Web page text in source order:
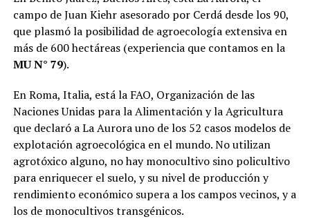
campo de Juan Kiehr asesorado por Cerdá desde los 90,
que plasmó la posibilidad de agroecología extensiva en
más de 600 hectáreas (experiencia que contamos en la
MU N° 79).
En Roma, Italia, está la FAO, Organización de las
Naciones Unidas para la Alimentación y la Agricultura
que declaró a La Aurora uno de los 52 casos modelos de
explotación agroecológica en el mundo. No utilizan
agrotóxico alguno, no hay monocultivo sino policultivo
para enriquecer el suelo, y su nivel de producción y
rendimiento económico supera a los campos vecinos, y a
los de monocultivos transgénicos.